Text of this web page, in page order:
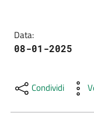
Progetti
Educazione
formazione
Data:
08-01-2025
Condividi